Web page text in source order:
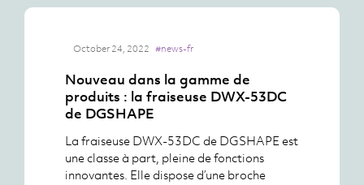
October 24, 2022 #news-fr
Nouveau dans la gamme de
produits : la fraiseuse DWX-53DC
de DGSHAPE
La fraiseuse DWX-53DC de DGSHAPE est
une classe à part, pleine de fonctions
innovantes. Elle dispose d’une broche